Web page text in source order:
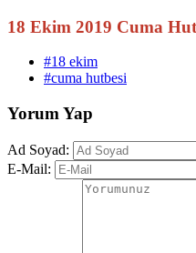
18 Ekim 2019 Cuma
#18 ekim
#cuma hutbesi
Yorum Yap
Ad Soyad:
E-Mail: